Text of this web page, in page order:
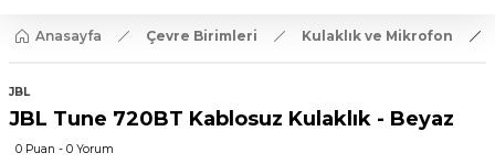
Anasayfa Çevre Birimleri Kulaklık ve Mikrofon
JBL
JBL Tune 720BT Kablosuz Kulaklık - Beyaz
0 Puan - 0 Yorum